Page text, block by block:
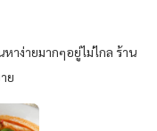
าง่ายมากๆอยู่ไม่ไกล ร้าน
ย